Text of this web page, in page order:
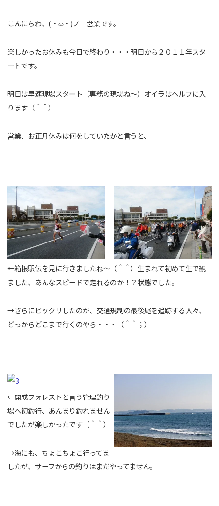
こんにちわ、(・ω・)ノ 営業です。
楽しかったお休みも今日で終わり・・・明日から２０１１年スタ
ートです。
明日は早速現場スタート（専務の現場ね～）オイラはヘルプに入
ります（＾＾）
営業、お正月休みは何をしていたかと言うと、
←箱根駅伝を見に行きましたね～（＾＾）生まれて初めて生で観
ました、あんなスピードで走れるのか！？状態でした。
→さらにビックリしたのが、交通規制の最後尾を追跡する人々、
どっからどこまで行くのやら・・・（＾＾；）
←開成フォレストと言う管理釣り
場へ初釣行、あんまり釣れません
でしたが楽しかったです（＾＾）
→海にも、ちょこちょこ行ってま
したが、サーフからの釣りはまだやってません。